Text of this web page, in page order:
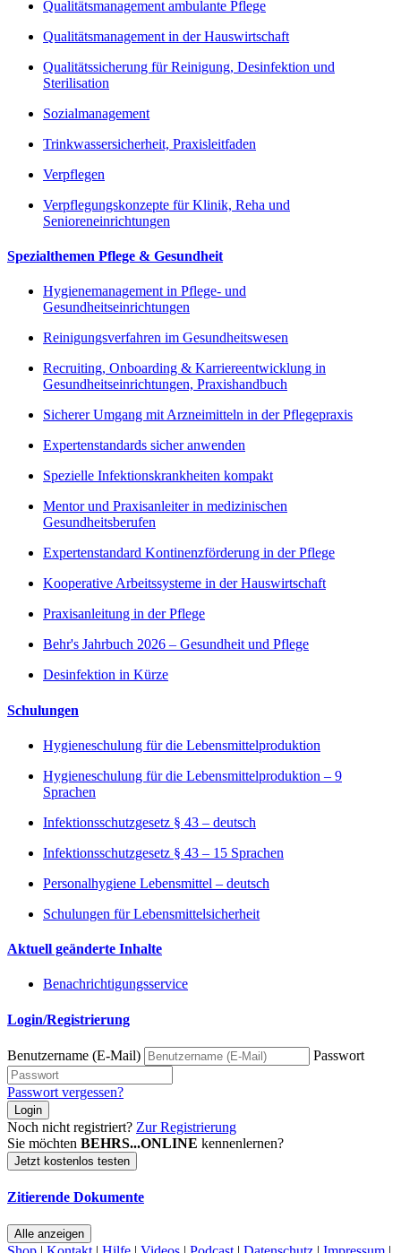
Qualitätsmanagement ambulante Pflege
Qualitätsmanagement in der Hauswirtschaft
Qualitätssicherung für Reinigung, Desinfektion und
Sterilisation
Sozialmanagement
Trinkwassersicherheit, Praxisleitfaden
Verpflegen
Verpflegungskonzepte für Klinik, Reha und
Senioreneinrichtungen
Spezialthemen Pflege & Gesundheit
Hygienemanagement in Pflege- und
Gesundheitseinrichtungen
Reinigungsverfahren im Gesundheitswesen
Recruiting, Onboarding & Karriereentwicklung in
Gesundheitseinrichtungen, Praxishandbuch
Sicherer Umgang mit Arzneimitteln in der Pflegepraxis
Expertenstandards sicher anwenden
Spezielle Infektionskrankheiten kompakt
Mentor und Praxisanleiter in medizinischen
Gesundheitsberufen
Expertenstandard Kontinenzförderung in der Pflege
Kooperative Arbeitssysteme in der Hauswirtschaft
Praxisanleitung in der Pflege
Behr's Jahrbuch 2026 – Gesundheit und Pflege
Desinfektion in Kürze
Schulungen
Hygieneschulung für die Lebensmittelproduktion
Hygieneschulung für die Lebensmittelproduktion – 9
Sprachen
Infektionsschutzgesetz § 43 – deutsch
Infektionsschutzgesetz § 43 – 15 Sprachen
Personalhygiene Lebensmittel – deutsch
Schulungen für Lebensmittelsicherheit
Aktuell geänderte Inhalte
Benachrichtigungsservice
Login/Registrierung
Benutzername (E-Mail) Passwort
Passwort vergessen?
Login
Noch nicht registriert? Zur Registrierung
Sie möchten BEHRS...ONLINE kennenlernen?
Jetzt kostenlos testen
Zitierende Dokumente
Alle anzeigen